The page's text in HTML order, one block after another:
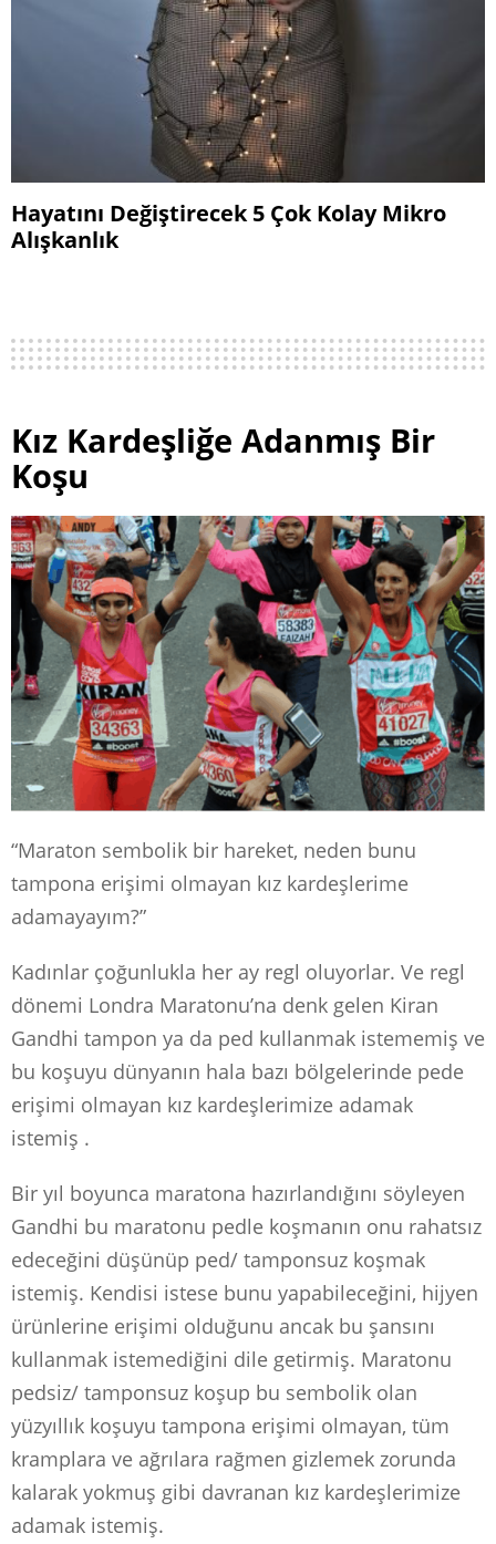
Hayatını Değiştirecek 5 Çok Kolay Mikro
Alışkanlık
Kız Kardeşliğe Adanmış Bir
Koşu
“Maraton sembolik bir hareket, neden bunu
tampona erişimi olmayan kız kardeşlerime
adamayayım?”
Kadınlar çoğunlukla her ay regl oluyorlar. Ve regl
dönemi Londra Maratonu’na denk gelen Kiran
Gandhi tampon ya da ped kullanmak istememiş ve
bu koşuyu dünyanın hala bazı bölgelerinde pede
erişimi olmayan kız kardeşlerimize adamak
istemiş .
Bir yıl boyunca maratona hazırlandığını söyleyen
Gandhi bu maratonu pedle koşmanın onu rahatsız
edeceğini düşünüp ped/ tamponsuz koşmak
istemiş. Kendisi istese bunu yapabileceğini, hijyen
ürünlerine erişimi olduğunu ancak bu şansını
kullanmak istemediğini dile getirmiş. Maratonu
pedsiz/ tamponsuz koşup bu sembolik olan
yüzyıllık koşuyu tampona erişimi olmayan, tüm
kramplara ve ağrılara rağmen gizlemek zorunda
kalarak yokmuş gibi davranan kız kardeşlerimize
adamak istemiş.